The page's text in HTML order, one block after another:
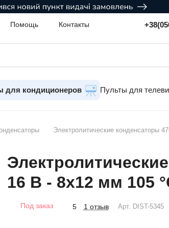
Помощь Контакты
для кондиционеров Пульты для
Электролитические конденсаторы
16 В - 8x12 мм 105
Под заказ 5 1 отзыв Арт. DIST-5345